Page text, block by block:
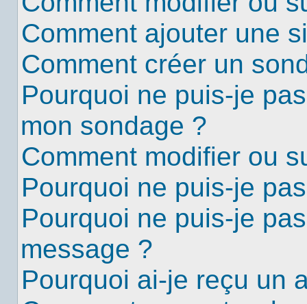
Comment ajouter une
Comment créer un
Pourquoi ne puis-je
mon sondage ?
Comment modifier ou
Pourquoi ne puis-je
Pourquoi ne puis-je
message ?
Pourquoi ai-je reçu un